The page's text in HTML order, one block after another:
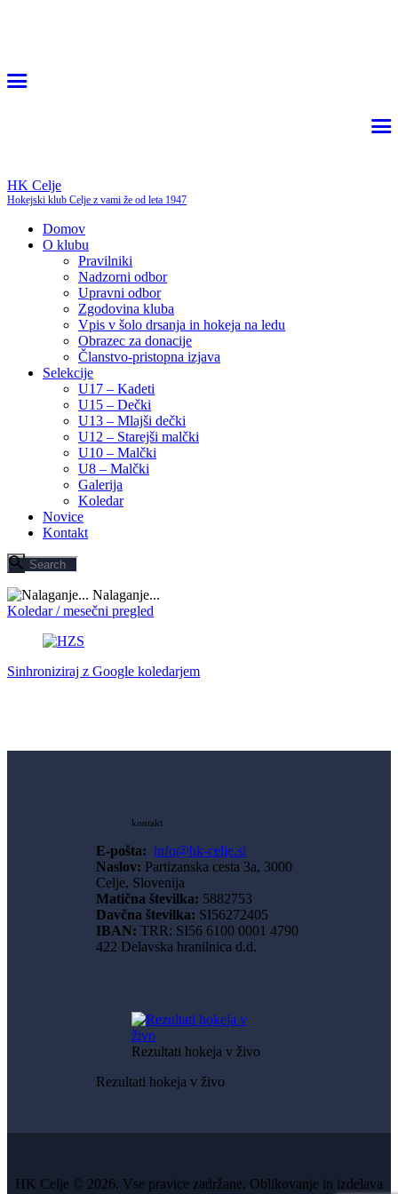
HK Celje
Hokejski klub Celje z vami že od leta 1947
Domov
O klubu
Pravilniki
Nadzorni odbor
Upravni odbor
Zgodovina kluba
Vpis v šolo drsanja in hokeja na ledu
Obrazec za donacije
Članstvo-pristopna izjava
Selekcije
U17 – Kadeti
U15 – Dečki
U13 – Mlajši dečki
U12 – Starejši malčki
U10 – Malčki
U8 – Malčki
Galerija
Koledar
Novice
Kontakt
Nalaganje...
Koledar / mesečni pregled
Sinhroniziraj z Google koledarjem
kontakt
E-pošta: info@hk-celje.si
Naslov: Partizanska cesta 3a, 3000
Celje, Slovenija
Matična številka: 5882753
Davčna številka: SI56272405
IBAN: TRR: SI56 6100 0001 4790
422 Delavska hranilnica d.d.
Rezultati hokeja v živo
Rezultati hokeja v živo
HK Celje © 2026. Vse pravice zadržane. Oblikovanje in izdelava